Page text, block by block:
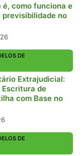
é, como funciona e
previsibilidade no
DE
Extrajudicial:
Escritura de
com Base no
DE